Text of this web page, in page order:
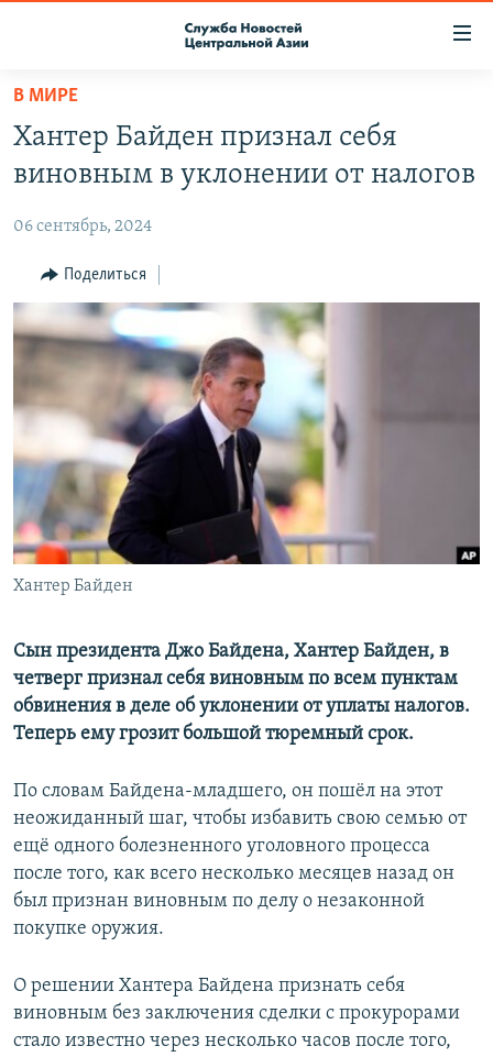
Вернуться
основному
содержанию
навигации
Вернутся
поиску
ПОДПИСКА
RFE/RL ДИРЕКТ
НАСТОЯЩЕЕ ВРЕМЯ
МИГРАНТ МЕДИА
В МИРЕ
Хантер Байден признал себя
виновным в уклонении от налогов
06 сентябрь, 2024
Поделиться
Хантер Байден
Сын президента Джо Байдена, Хантер Байден, в
четверг признал себя виновным по всем пунктам
обвинения в деле об уклонении от уплаты налогов.
Теперь ему грозит большой тюремный срок.
По словам Байдена-младшего, он пошёл на этот
неожиданный шаг, чтобы избавить свою семью от
ещё одного болезненного уголовного процесса
после того, как всего несколько месяцев назад он
был признан виновным по делу о незаконной
покупке оружия.
О решении Хантера Байдена признать себя
виновным без заключения сделки с прокурорами
стало известно через несколько часов после того,